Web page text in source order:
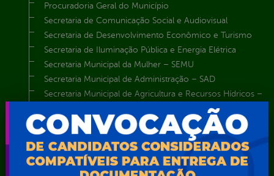
Procuradoria Geral do Município
Secretaria de Comunicação Social e Audiovisual
Secretaria de Desenvolvimento Econômico e Turismo
Secretaria de Iluminação Pública e Energia Elétrica
Secretaria Municipal da Mulher – SEMU
Secretaria Municipal de Administração – SAD
Secretaria Municipal de Agricultura e Recursos Hídricos –
SEMARH / Secretaria de Agricultura Familiar – SEMAF
Secretaria Municipal de Educação – SEST
Secretaria Municipal de Esporte e Lazer – SEMEL
Secretaria Municipal de Finanças – SECFIN
Secretaria Municipal de Governo – SEGOV